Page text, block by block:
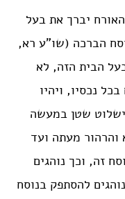
יברך את בעל
הברכה (שו”ע רא,
הבית הזה, לא
נכסיו, ויהיו
ישלוט שטן במעשה
והרהור מעתה ועד
זה, וכך נוהגים
להסתפק בנוסח